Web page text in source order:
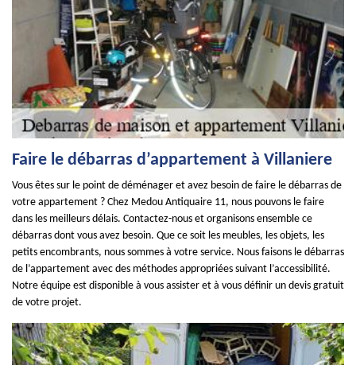
Faire le débarras d’appartement à Villaniere
Vous êtes sur le point de déménager et avez besoin de faire le débarras de
votre appartement ? Chez Medou Antiquaire 11, nous pouvons le faire
dans les meilleurs délais. Contactez-nous et organisons ensemble ce
débarras dont vous avez besoin. Que ce soit les meubles, les objets, les
petits encombrants, nous sommes à votre service. Nous faisons le débarras
de l’appartement avec des méthodes appropriées suivant l’accessibilité.
Notre équipe est disponible à vous assister et à vous définir un devis gratuit
de votre projet.